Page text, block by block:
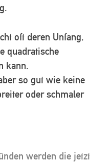
oft deren Unfang,
quadratische
kann.
so gut wie keine
oder schmaler
werden die jetzt